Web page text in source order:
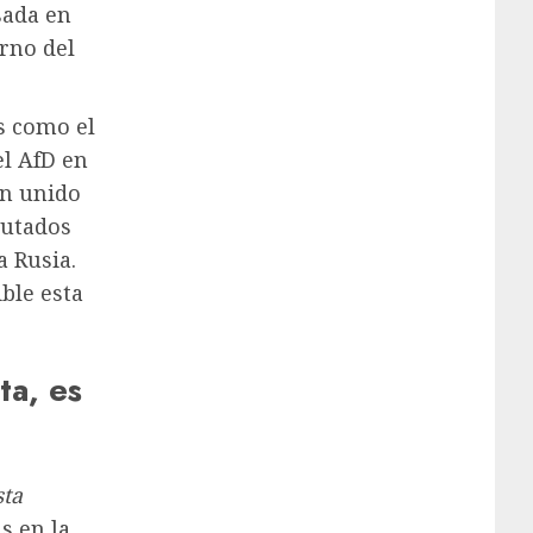
en
del
como el
AfD en
unido
Rusia.
esta
es